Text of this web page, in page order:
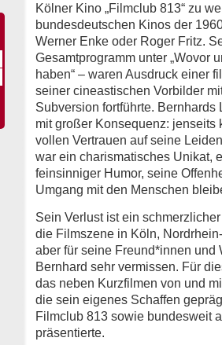
Köl­ner Kino „Filmclub 813“ zu
bundesdeutschen Kinos der
Werner Enke oder Roger Fritz.
Gesamtprogramm unter „Wovor
haben“ – waren Ausdruck einer
seiner cineastischen Vorbilder
Subversion fortführte.
mit großer Konsequenz:
vollen Vertrauen auf seine
war ein charismatisches Unikat,
feinsinniger Humor, seine
Umgang mit den Menschen
Sein Verlust ist ein
die Filmszene in Köln,
aber für seine Freund*innen und
Bernhard sehr vermissen. Für
das neben Kurzfilmen von und
die sein eigenes Schaffen
Filmclub 813 sowie bundesweit
präsentierte.